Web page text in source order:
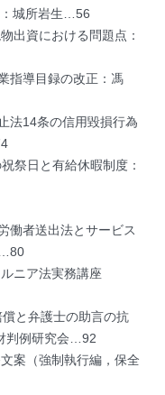
城所岩生…56
出資における問題点：
指導目録の改正：馮
法14条の信用毀損行為
祭日と有給休暇制度：
働者送出法とサービス
ニア法実務講座
と弁護士の助言の抗
判例研究会…92
案（強制執行編，保全